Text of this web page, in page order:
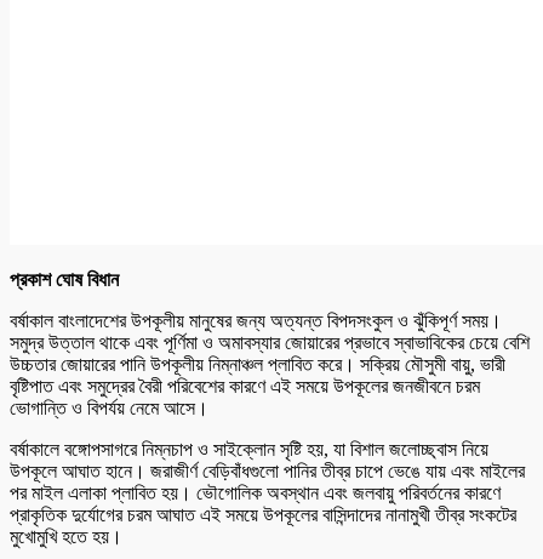
প্রকাশ ঘোষ বিধান
বর্ষাকাল বাংলাদেশের উপকূলীয় মানুষের জন্য অত্যন্ত বিপদসংকুল ও ঝুঁকিপূর্ণ সময়।
সমুদ্র উত্তাল থাকে এবং পূর্ণিমা ও অমাবস্যার জোয়ারের প্রভাবে স্বাভাবিকের চেয়ে বেশি
উচ্চতার জোয়ারের পানি উপকূলীয় নিম্নাঞ্চল প্লাবিত করে। সক্রিয় মৌসুমী বায়ু, ভারী
বৃষ্টিপাত এবং সমুদ্রের বৈরী পরিবেশের কারণে এই সময়ে উপকূলের জনজীবনে চরম
ভোগান্তি ও বিপর্যয় নেমে আসে।
বর্ষাকালে বঙ্গোপসাগরে নিম্নচাপ ও সাইক্লোন সৃষ্টি হয়, যা বিশাল জলোচ্ছ্বাস নিয়ে
উপকূলে আঘাত হানে। জরাজীর্ণ বেড়িবাঁধগুলো পানির তীব্র চাপে ভেঙে যায় এবং মাইলের
পর মাইল এলাকা প্লাবিত হয়। ভৌগোলিক অবস্থান এবং জলবায়ু পরিবর্তনের কারণে
প্রাকৃতিক দুর্যোগের চরম আঘাত এই সময়ে উপকূলের বাসিন্দাদের নানামুখী তীব্র সংকটের
মুখোমুখি হতে হয়।